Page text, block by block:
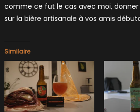
comme ce fut le cas avec moi, donner
sur la bière artisanale à vos amis
Similaire